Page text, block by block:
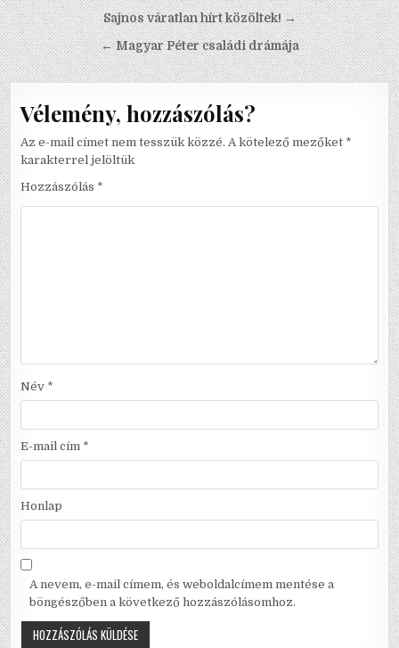
Bejegyzés
navigáció
Sajnos váratlan hírt közöltek! →
← Magyar Péter családi drámája
Vélemény, hozzászólás?
Az e-mail címet nem tesszük közzé. A kötelező mezőket *
karakterrel jelöltük
Hozzászólás *
Név *
E-mail cím *
Honlap
A nevem, e-mail címem, és weboldalcímem mentése a
böngészőben a következő hozzászólásomhoz.